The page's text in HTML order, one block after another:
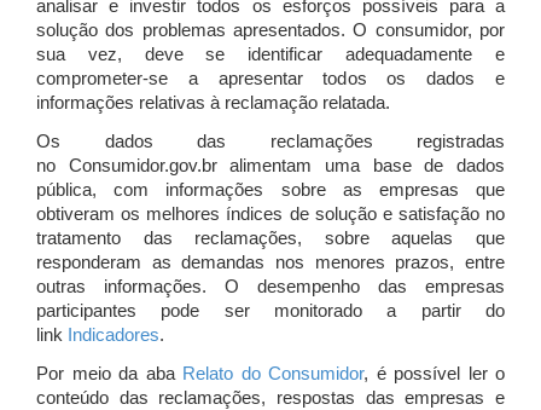
analisar e investir todos os esforços possíveis para a
solução dos problemas apresentados. O consumidor, por
sua vez, deve se identificar adequadamente e
comprometer-se a apresentar todos os dados e
informações relativas à reclamação relatada.
Os dados das reclamações registradas
no Consumidor.gov.br alimentam uma base de dados
pública, com informações sobre as empresas que
obtiveram os melhores índices de solução e satisfação no
tratamento das reclamações, sobre aquelas que
responderam as demandas nos menores prazos, entre
outras informações. O desempenho das empresas
participantes pode ser monitorado a partir do
link Indicadores.
Por meio da aba Relato do Consumidor, é possível ler o
conteúdo das reclamações, respostas das empresas e